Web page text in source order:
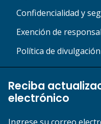
Confidencialidad y
Exención de
Política de
Reciba
electrónico